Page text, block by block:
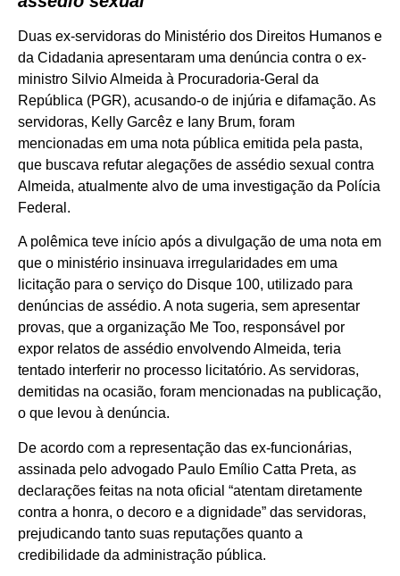
Duas ex-servidoras do Ministério dos Direitos Humanos e
da Cidadania apresentaram uma denúncia contra o ex-
ministro Silvio Almeida à Procuradoria-Geral da
República (PGR), acusando-o de injúria e difamação. As
servidoras, Kelly Garcêz e Iany Brum, foram
mencionadas em uma nota pública emitida pela pasta,
que buscava refutar alegações de assédio sexual contra
Almeida, atualmente alvo de uma investigação da Polícia
Federal.
A polêmica teve início após a divulgação de uma nota em
que o ministério insinuava irregularidades em uma
licitação para o serviço do Disque 100, utilizado para
denúncias de assédio. A nota sugeria, sem apresentar
provas, que a organização Me Too, responsável por
expor relatos de assédio envolvendo Almeida, teria
tentado interferir no processo licitatório. As servidoras,
demitidas na ocasião, foram mencionadas na publicação,
o que levou à denúncia.
De acordo com a representação das ex-funcionárias,
assinada pelo advogado Paulo Emílio Catta Preta, as
declarações feitas na nota oficial “atentam diretamente
contra a honra, o decoro e a dignidade” das servidoras,
prejudicando tanto suas reputações quanto a
credibilidade da administração pública.